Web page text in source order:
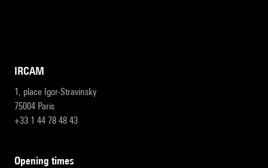
IRCAM
1, place Igor-Stravinsky
75004 Paris
+33 1 44 78 48 43
opening times